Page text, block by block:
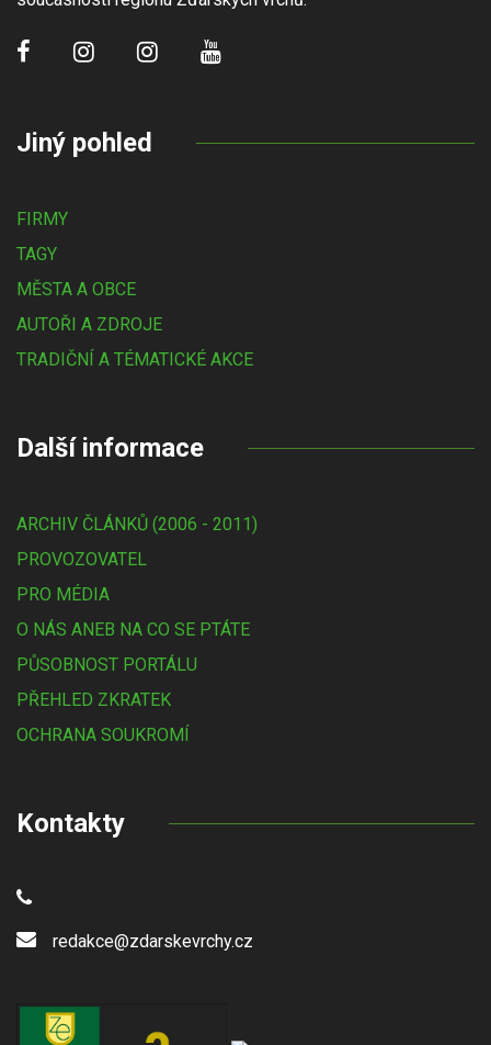
Jiný pohled
FIRMY
TAGY
MĚSTA A OBCE
AUTOŘI A ZDROJE
TRADIČNÍ A TÉMATICKÉ AKCE
Další informace
ARCHIV ČLÁNKŮ (2006 - 2011)
PROVOZOVATEL
PRO MÉDIA
O NÁS ANEB NA CO SE PTÁTE
PŮSOBNOST PORTÁLU
PŘEHLED ZKRATEK
OCHRANA SOUKROMÍ
Kontakty
redakce@zdarskevrchy.cz